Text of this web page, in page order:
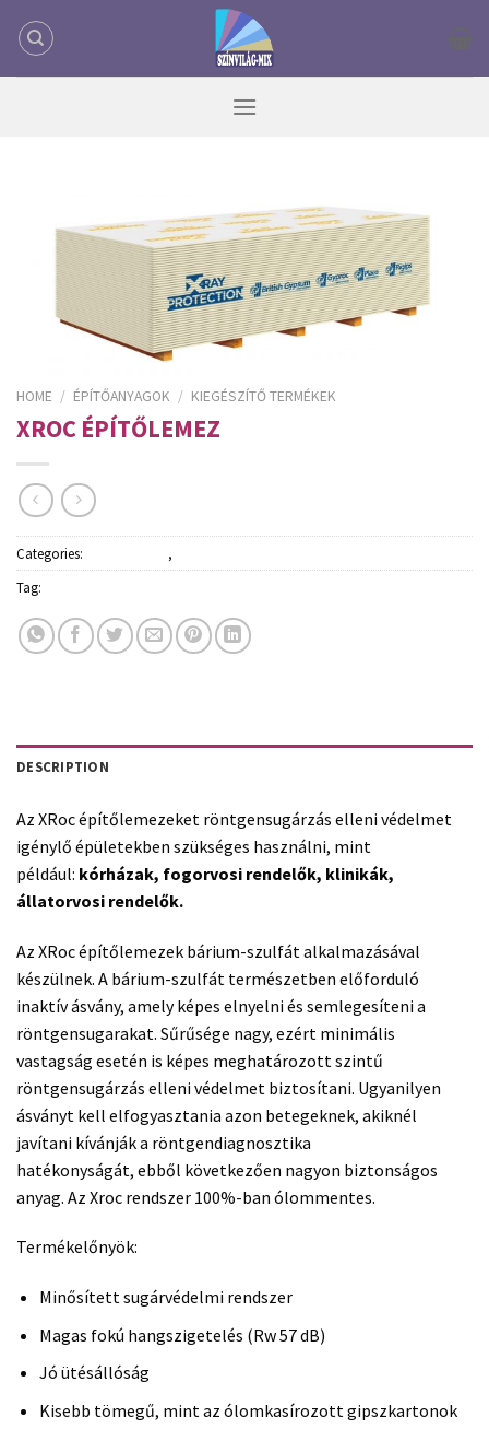
HOME / ÉPÍTŐANYAGOK / KIEGÉSZÍTŐ TERMÉKEK
XROC ÉPÍTŐLEMEZ
Categories: ,
Tag:
DESCRIPTION
Az XRoc építőlemezeket röntgensugárzás elleni védelmet
igénylő épületekben szükséges használni, mint
például: kórházak, fogorvosi rendelők, klinikák,
állatorvosi rendelők.
Az XRoc építőlemezek bárium-szulfát alkalmazásával
készülnek. A bárium-szulfát természetben előforduló
inaktív ásvány, amely képes elnyelni és semlegesíteni a
röntgensugarakat. Sűrűsége nagy, ezért minimális
vastagság esetén is képes meghatározott szintű
röntgensugárzás elleni védelmet biztosítani. Ugyanilyen
ásványt kell elfogyasztania azon betegeknek, akiknél
javítani kívánják a röntgendiagnosztika
hatékonyságát, ebből következően nagyon biztonságos
anyag. Az Xroc rendszer 100%-ban ólommentes.
Termékelőnyök:
Minősített sugárvédelmi rendszer
Magas fokú hangszigetelés (Rw 57 dB)
Jó ütésállóság
Kisebb tömegű, mint az ólomkasírozott gipszkartonok